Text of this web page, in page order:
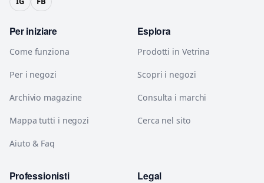
Per iniziare
Come funziona
Per i negozi
Archivio magazine
Mappa tutti i negozi
Aiuto & Faq
Esplora
Prodotti in Vetrina
Scopri i negozi
Consulta i marchi
Cerca nel sito
Professionisti Legal